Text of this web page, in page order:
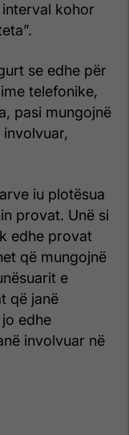
kohor
se edhe për
telefonike,
pasi mungojnë
iu plotësua
provat. Unë si
edhe provat
që mungojnë
e
që janë
edhe
involvuar në